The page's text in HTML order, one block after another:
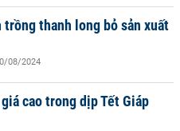
trồng thanh long bỏ sản xuất
08/2024
cao trong dịp Tết Giáp